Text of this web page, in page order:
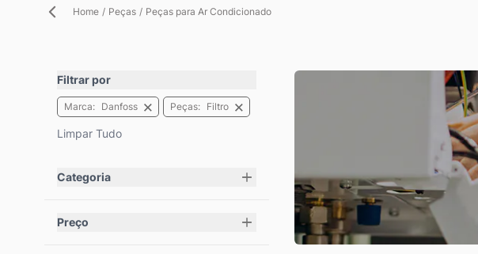
Home / Peças / Peças para Ar Condicionado
Filtrar por
Marca Danfoss Peças Filtro
Limpar Tudo
Pular para a lista de produtos
Categoria
Preço